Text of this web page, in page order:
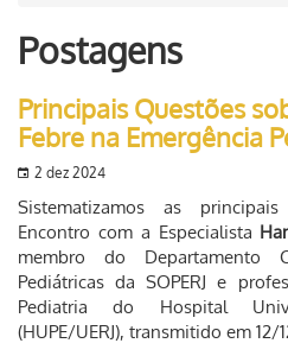
Postagens
Principais Questões
Febre na Emergência
2 dez 2024
Sistematizamos as
Encontro com a Especialista
membro do Departamento
Pediátricas da SOPERJ e
Pediatria do Hospital
(HUPE/UERJ), transmitido em 12/